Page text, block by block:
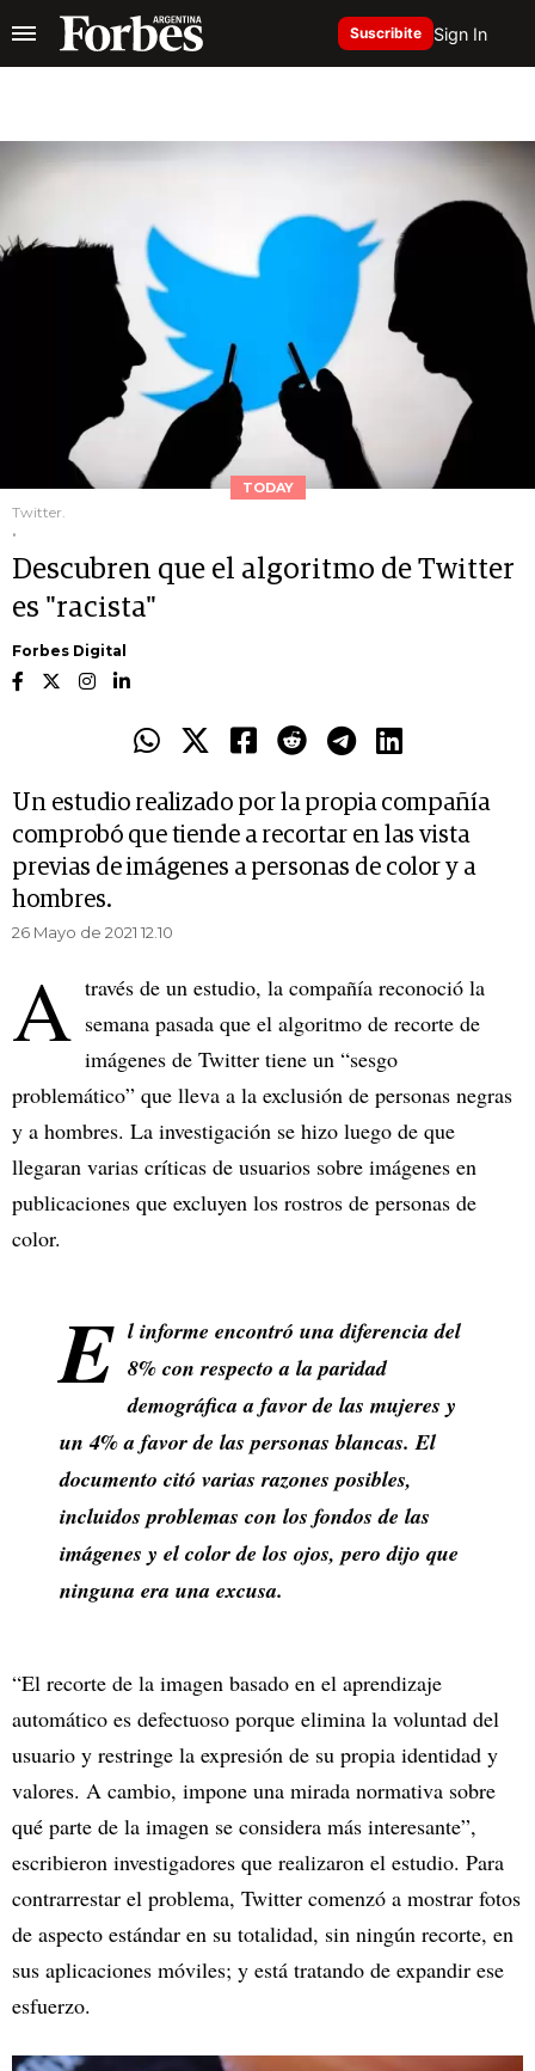
Suscribite Sign In
TODAY
Twitter.
.
Descubren que el algoritmo de Twitter
es "racista"
Forbes Digital
Un estudio realizado por la propia compañía
comprobó que tiende a recortar en las vista
previas de imágenes a personas de color y a
hombres.
26 Mayo de 2021 12.10
A través de un estudio, la compañía reconoció la
semana pasada que el algoritmo de recorte de
imágenes de Twitter tiene un “sesgo
problemático” que lleva a la exclusión de personas negras
y a hombres. La investigación se hizo luego de que
llegaran varias críticas de usuarios sobre imágenes en
publicaciones que excluyen los rostros de personas de
color.
E l informe encontró una diferencia del
8% con respecto a la paridad
demográfica a favor de las mujeres y
un 4% a favor de las personas blancas. El
documento citó varias razones posibles,
incluidos problemas con los fondos de las
imágenes y el color de los ojos, pero dijo que
ninguna era una excusa.
“El recorte de la imagen basado en el aprendizaje
automático es defectuoso porque elimina la voluntad del
usuario y restringe la expresión de su propia identidad y
valores. A cambio, impone una mirada normativa sobre
qué parte de la imagen se considera más interesante”,
escribieron investigadores que realizaron el estudio. Para
contrarrestar el problema, Twitter comenzó a mostrar fotos
de aspecto estándar en su totalidad, sin ningún recorte, en
sus aplicaciones móviles; y está tratando de expandir ese
esfuerzo.